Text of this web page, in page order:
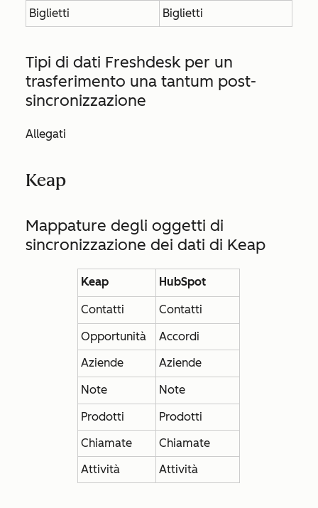
Biglietti
Biglietti
Tipi di dati Freshdesk per un
trasferimento una tantum post-
sincronizzazione
Allegati
Keap
Mappature degli oggetti di
sincronizzazione dei dati di Keap
Keap HubSpot
Contatti
Contatti
Opportunità
Accordi
Aziende
Aziende
Note
Note
Prodotti
Prodotti
Chiamate
Chiamate
Attività
Attività